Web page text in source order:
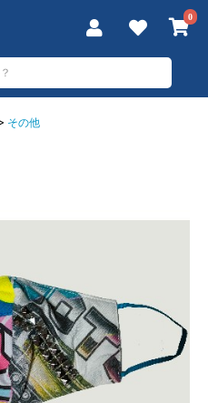
0
> その他